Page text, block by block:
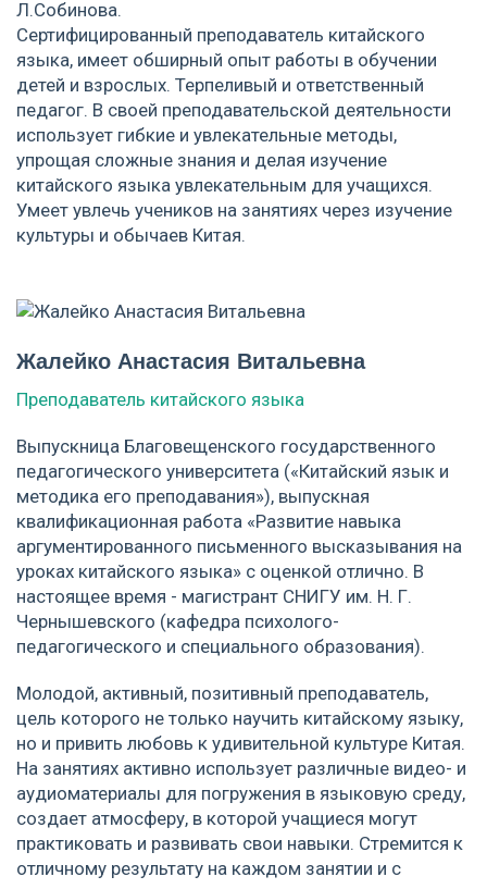
Л.Собинова.
Сертифицированный преподаватель китайского
языка, имеет обширный опыт работы в обучении
детей и взрослых. Терпеливый и ответственный
педагог. В своей преподавательской деятельности
использует гибкие и увлекательные методы,
упрощая сложные знания и делая изучение
китайского языка увлекательным для учащихся.
Умеет увлечь учеников на занятиях через изучение
культуры и обычаев Китая.
Жалейко Анастасия Витальевна
Преподаватель китайского языка
Выпускница Благовещенского государственного
педагогического университета («Китайский язык и
методика его преподавания»), выпускная
квалификационная работа «Развитие навыка
аргументированного письменного высказывания на
уроках китайского языка» с оценкой отлично. В
настоящее время - магистрант СНИГУ им. Н. Г.
Чернышевского (кафедра психолого-
педагогического и специального образования).
Молодой, активный, позитивный преподаватель,
цель которого не только научить китайскому языку,
но и привить любовь к удивительной культуре Китая.
На занятиях активно использует различные видео- и
аудиоматериалы для погружения в языковую среду,
создает атмосферу, в которой учащиеся могут
практиковать и развивать свои навыки. Стремится к
отличному результату на каждом занятии и с